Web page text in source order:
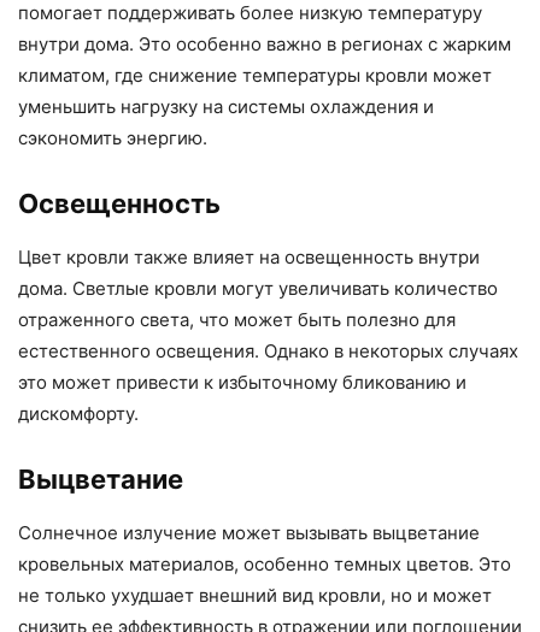
помогает поддерживать более низкую температуру
внутри дома. Это особенно важно в регионах с жарким
климатом, где снижение температуры кровли может
уменьшить нагрузку на системы охлаждения и
сэкономить энергию.
Освещенность
Цвет кровли также влияет на освещенность внутри
дома. Светлые кровли могут увеличивать количество
отраженного света, что может быть полезно для
естественного освещения. Однако в некоторых случаях
это может привести к избыточному бликованию и
дискомфорту.
Выцветание
Солнечное излучение может вызывать выцветание
кровельных материалов, особенно темных цветов. Это
не только ухудшает внешний вид кровли, но и может
снизить ее эффективность в отражении или поглощении